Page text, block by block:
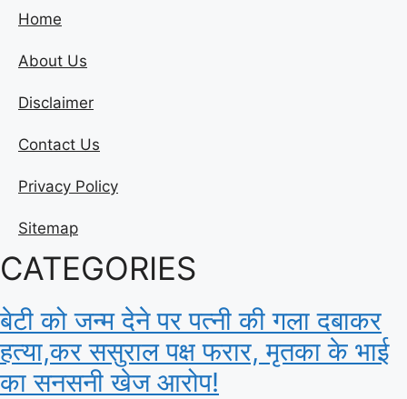
Home
About Us
Disclaimer
Contact Us
Privacy Policy
Sitemap
CATEGORIES
बेटी को जन्म देने पर पत्नी की गला दबाकर
हत्या,कर ससुराल पक्ष फरार, मृतका के भाई
का सनसनी खेज आरोप!